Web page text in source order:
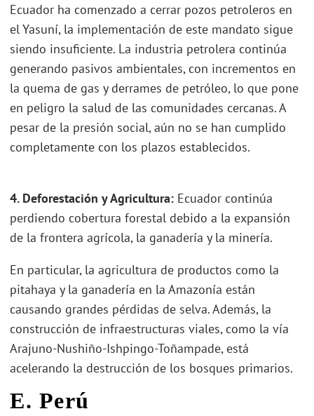
Ecuador ha comenzado a cerrar pozos petroleros en
el Yasuní, la implementación de este mandato sigue
siendo insuficiente. La industria petrolera continúa
generando pasivos ambientales, con incrementos en
la quema de gas y derrames de petróleo, lo que pone
en peligro la salud de las comunidades cercanas. A
pesar de la presión social, aún no se han cumplido
completamente con los plazos establecidos.
4. Deforestación y Agricultura: Ecuador continúa
perdiendo cobertura forestal debido a la expansión
de la frontera agrícola, la ganadería y la minería.
En particular, la agricultura de productos como la
pitahaya y la ganadería en la Amazonía están
causando grandes pérdidas de selva. Además, la
construcción de infraestructuras viales, como la vía
Arajuno-Nushiño-Ishpingo-Toñampade, está
acelerando la destrucción de los bosques primarios.
E. Perú